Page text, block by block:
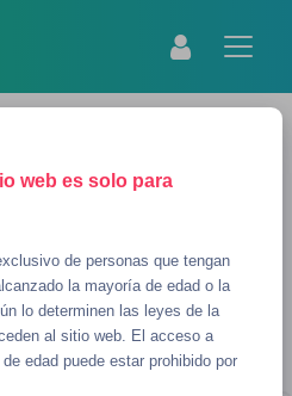
web es solo para
de personas que tengan
la mayoría de edad o la
lo determinen las leyes de la
al sitio web. El acceso a
edad puede estar prohibido por
para sexting